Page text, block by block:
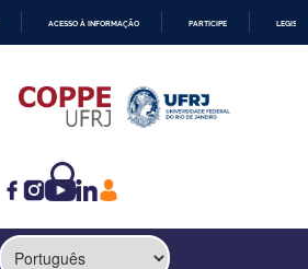
CONTEÚDO
ACESSO À INFORMAÇÃO PARTICIPE